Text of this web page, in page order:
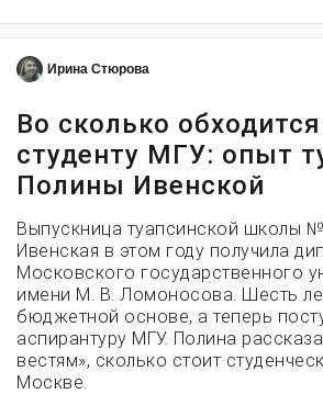
Ирина Стюрова
Во сколько
студенту МГУ: опыт
Полины Ивенской
Выпускница туапсинской школы
Ивенская в этом году получила
Московского государственного
имени М. В. Ломоносова. Шесть
бюджетной основе, а теперь
аспирантуру МГУ. Полина
вестям», сколько стоит
Москве.